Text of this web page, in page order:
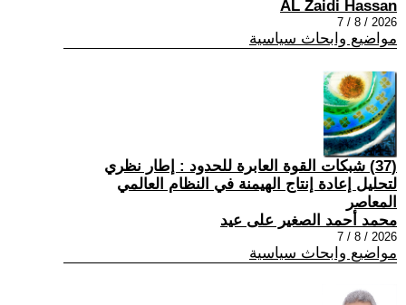
AL Zaidi Hassan
2026 / 8 / 7
مواضيع وابحاث سياسية
(37) شبكات القوة العابرة للحدود : إطار نظري
لتحليل إعادة إنتاج الهيمنة في النظام العالمي
المعاصر
محمد أحمد الصغير على عيد
2026 / 8 / 7
مواضيع وابحاث سياسية